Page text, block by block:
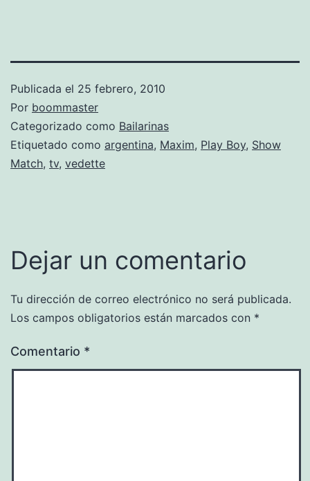
Publicada el 25 febrero, 2010
Por boommaster
Categorizado como Bailarinas
Etiquetado como argentina, Maxim, Play Boy, Show
Match, tv, vedette
Dejar un comentario
Tu dirección de correo electrónico no será publicada.
Los campos obligatorios están marcados con *
Comentario *